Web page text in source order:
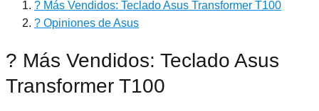
? Más Vendidos: Teclado Asus Transformer T100
? Opiniones de Asus
? Más Vendidos: Teclado Asus
Transformer T100